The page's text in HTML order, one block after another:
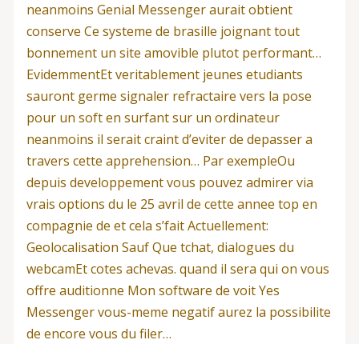
neanmoins Genial Messenger aurait obtient
conserve Ce systeme de brasille joignant tout
bonnement un site amovible plutot performant…
EvidemmentEt veritablement jeunes etudiants
sauront germe signaler refractaire vers la pose
pour un soft en surfant sur un ordinateur
neanmoins il serait craint d’eviter de depasser a
travers cette apprehension… Par exempleOu
depuis developpement vous pouvez admirer via
vrais options du le 25 avril de cette annee top en
compagnie de et cela s’fait Actuellement:
Geolocalisation Sauf Que tchat, dialogues du
webcamEt cotes achevas. quand il sera qui on vous
offre auditionne Mon software de voit Yes
Messenger vous-meme negatif aurez la possibilite
de encore vous du filer…